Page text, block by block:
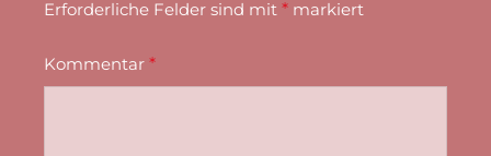
Erforderliche Felder sind mit * markiert
Kommentar *